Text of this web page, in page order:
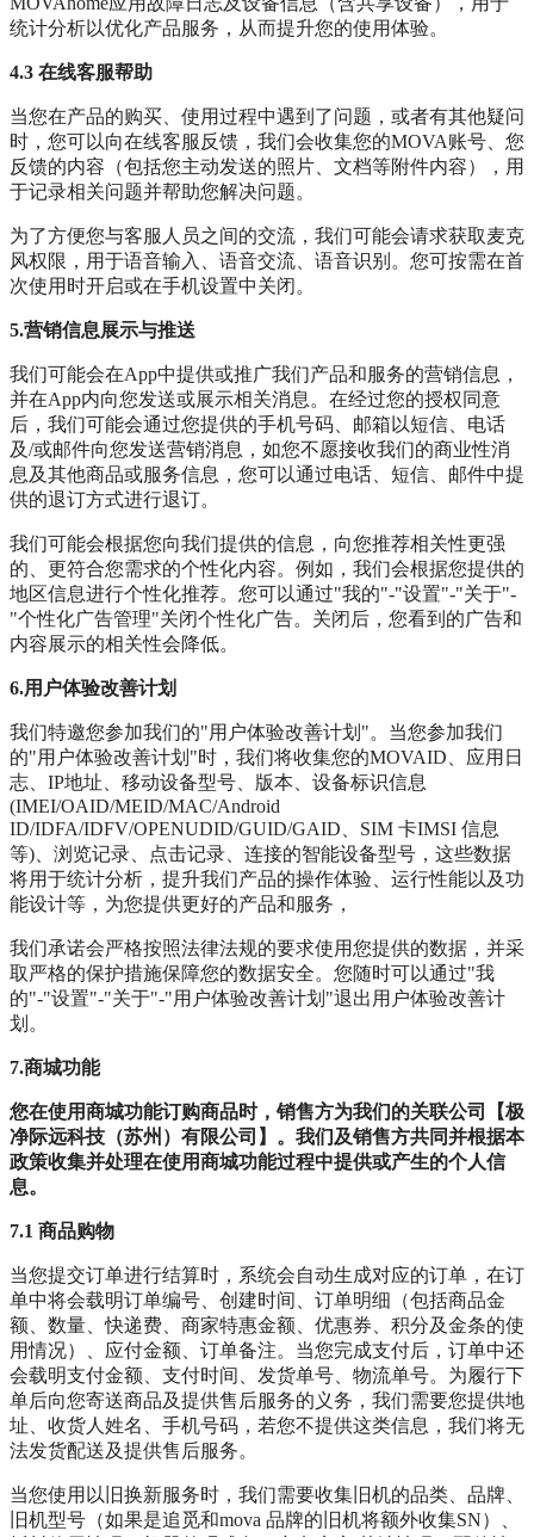
统计分析以优化产品服务，从而提升您的使用体验。
4.3 在线客服帮助
当您在产品的购买、使用过程中遇到了问题，或者有其他疑问
时，您可以向在线客服反馈，我们会收集您的MOVA账号、您
反馈的内容（包括您主动发送的照片、文档等附件内容），用
于记录相关问题并帮助您解决问题。
为了方便您与客服人员之间的交流，我们可能会请求获取麦克
风权限，用于语音输入、语音交流、语音识别。您可按需在首
次使用时开启或在手机设置中关闭。
5.营销信息展示与推送
我们可能会在App中提供或推广我们产品和服务的营销信息，
并在App内向您发送或展示相关消息。在经过您的授权同意
后，我们可能会通过您提供的手机号码、邮箱以短信、电话
及/或邮件向您发送营销消息，如您不愿接收我们的商业性消
息及其他商品或服务信息，您可以通过电话、短信、邮件中提
供的退订方式进行退订。
我们可能会根据您向我们提供的信息，向您推荐相关性更强
的、更符合您需求的个性化内容。例如，我们会根据您提供的
地区信息进行个性化推荐。您可以通过"我的"-"设置"-"关于"-
"个性化广告管理"关闭个性化广告。关闭后，您看到的广告和
内容展示的相关性会降低。
6.用户体验改善计划
我们特邀您参加我们的"用户体验改善计划"。当您参加我们
的"用户体验改善计划"时，我们将收集您的MOVAID、应用日
志、IP地址、移动设备型号、版本、设备标识信息
(IMEI/OAID/MEID/MAC/Android
ID/IDFA/IDFV/OPENUDID/GUID/GAID、SIM 卡IMSI 信息
等)、浏览记录、点击记录、连接的智能设备型号，这些数据
将用于统计分析，提升我们产品的操作体验、运行性能以及功
能设计等，为您提供更好的产品和服务，
我们承诺会严格按照法律法规的要求使用您提供的数据，并采
取严格的保护措施保障您的数据安全。您随时可以通过"我
的"-"设置"-"关于"-"用户体验改善计划"退出用户体验改善计
划。
7.商城功能
您在使用商城功能订购商品时，销售方为我们的关联公司【极
净际远科技（苏州）有限公司】。我们及销售方共同并根据本
政策收集并处理在使用商城功能过程中提供或产生的个人信
息。
7.1 商品购物
当您提交订单进行结算时，系统会自动生成对应的订单，在订
单中将会载明订单编号、创建时间、订单明细（包括商品金
额、数量、快递费、商家特惠金额、优惠券、积分及金条的使
用情况）、应付金额、订单备注。当您完成支付后，订单中还
会载明支付金额、支付时间、发货单号、物流单号。为履行下
单后向您寄送商品及提供售后服务的义务，我们需要您提供地
址、收货人姓名、手机号码，若您不提供这类信息，我们将无
法发货配送及提供售后服务。
当您使用以旧换新服务时，我们需要收集旧机的品类、品牌、
旧机型号（如果是追觅和mova 品牌的旧机将额外收集SN）、